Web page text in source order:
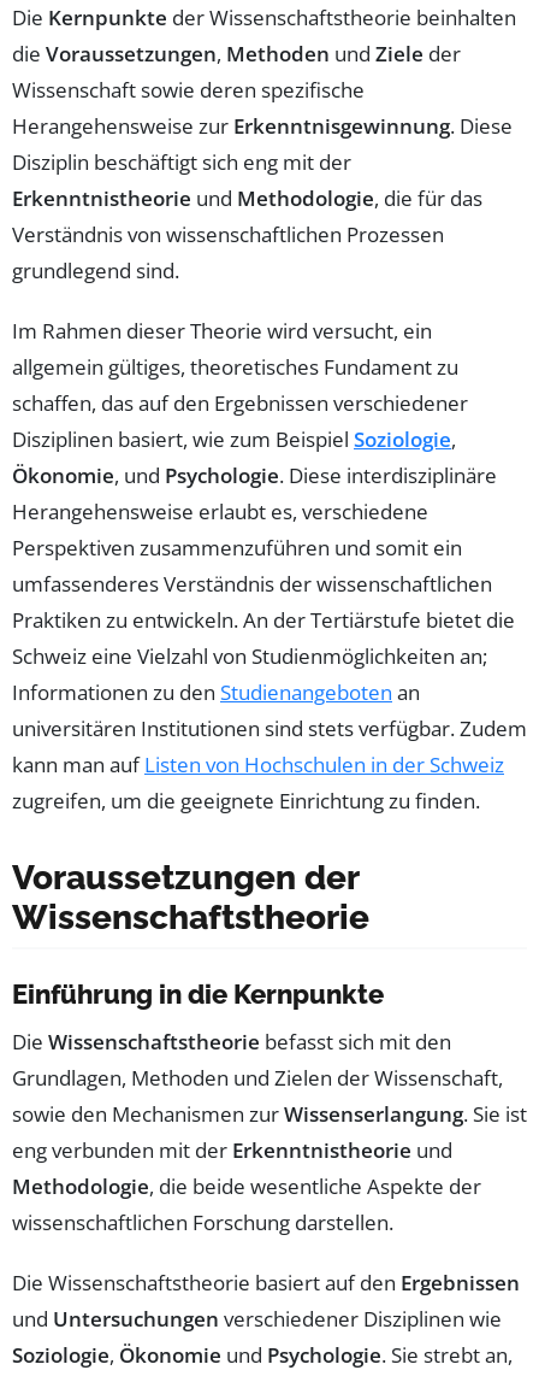
Die Kernpunkte der Wissenschaftstheorie beinhalten
die Voraussetzungen, Methoden und Ziele der
Wissenschaft sowie deren spezifische
Herangehensweise zur Erkenntnisgewinnung. Diese
Disziplin beschäftigt sich eng mit der
Erkenntnistheorie und Methodologie, die für das
Verständnis von wissenschaftlichen Prozessen
grundlegend sind.
Im Rahmen dieser Theorie wird versucht, ein
allgemein gültiges, theoretisches Fundament zu
schaffen, das auf den Ergebnissen verschiedener
Disziplinen basiert, wie zum Beispiel Soziologie,
Ökonomie, und Psychologie. Diese interdisziplinäre
Herangehensweise erlaubt es, verschiedene
Perspektiven zusammenzuführen und somit ein
umfassenderes Verständnis der wissenschaftlichen
Praktiken zu entwickeln. An der Tertiärstufe bietet die
Schweiz eine Vielzahl von Studienmöglichkeiten an;
Informationen zu den Studienangeboten an
universitären Institutionen sind stets verfügbar. Zudem
kann man aufListen von Hochschulen in der Schweiz
zugreifen, um die geeignete Einrichtung zu finden.
Voraussetzungen der
Wissenschaftstheorie
Einführung in die Kernpunkte
Die Wissenschaftstheorie befasst sich mit den
Grundlagen, Methoden und Zielen der Wissenschaft,
sowie den Mechanismen zurWissenserlangung. Sie ist
eng verbunden mit der Erkenntnistheorie und
Methodologie, die beide wesentliche Aspekte der
wissenschaftlichen Forschung darstellen.
Die Wissenschaftstheorie basiert auf den Ergebnissen
und Untersuchungen verschiedener Disziplinen wie
Soziologie, Ökonomie und Psychologie. Sie strebt an,